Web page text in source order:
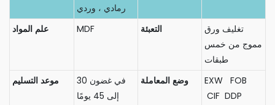
رمادي ، وردي
علم المواد MDF التعبئة
تغليف ورق
مموج من خمس
طبقات
موعد التسليم
في غضون 30
إلى 45 يومًا
وضع المعاملة
EXW FOB
CIF DDP